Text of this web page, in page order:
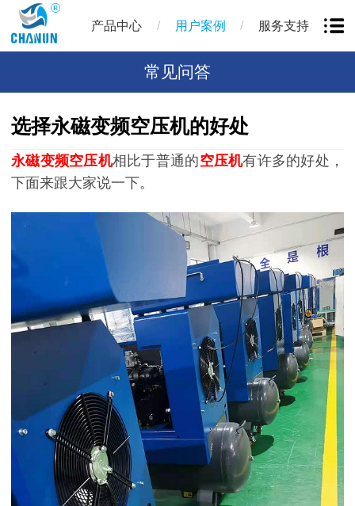
产品中心 / 用户案例 / 服务支持
常见问答
选择永磁变频空压机的好处
永磁变频空压机相比于普通的空压机有许多的好处，
下面来跟大家说一下。